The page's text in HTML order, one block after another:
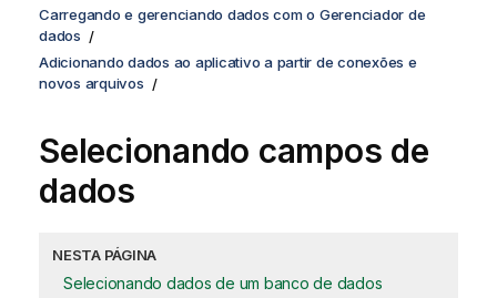
Carregando e gerenciando dados com o Gerenciador de
dados
Adicionando dados ao aplicativo a partir de conexões e
novos arquivos
Selecionando campos de
dados
NESTA PÁGINA
Selecionando dados de um banco de dados